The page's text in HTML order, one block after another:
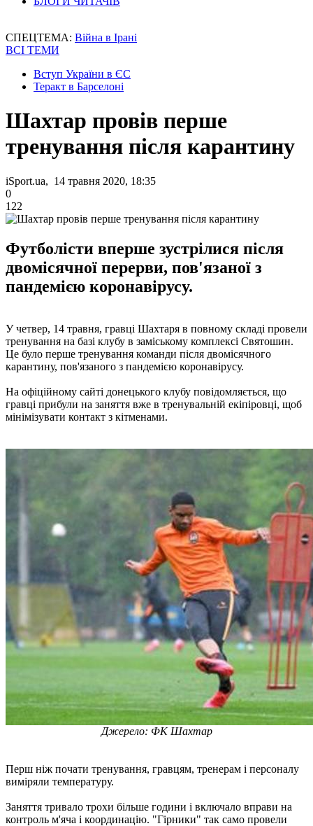
СПЕЦТЕМА: Війна в Ірані
ВСІ ТЕМИ
Вступ України в ЄС
Теракт в Барселоні
Шахтар провів перше
тренування після карантину
iSport.ua, 14 травня 2020, 18:35
0
122
Футболісти вперше зустрілися після
двомісячної перерви, пов'язаної з
пандемією коронавірусу.
У четвер, 14 травня, гравці Шахтаря в повному складі провели
тренування на базі клубу в заміському комплексі Святошин.
Це було перше тренування команди після двомісячного
карантину, пов'язаного з пандемією коронавірусу.
На офіційному сайті донецького клубу повідомляється, що
гравці прибули на заняття вже в тренувальній екіпіровці, щоб
мінімізувати контакт з кітменами.
Джерело: ФК Шахтар
Перш ніж почати тренування, гравцям, тренерам і персоналу
виміряли температуру.
Заняття тривало трохи більше години і включало вправи на
контроль м'яча і координацію. "Гірники" так само провели